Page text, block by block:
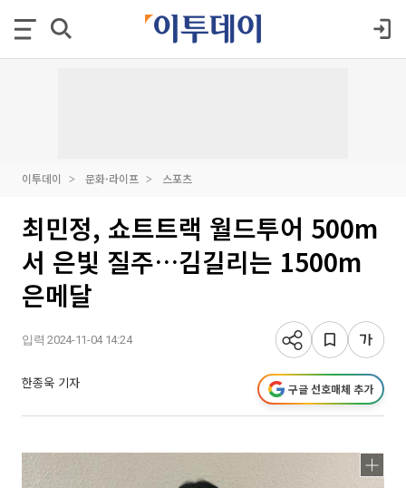
이투데이 문화·라이프 스포츠
최민정, 쇼트트랙 월드투어 500m
서 은빛 질주…김길리는 1500m
은메달
입력 2024-11-04 14:24
한종욱 기자 구글 선호매체 추가